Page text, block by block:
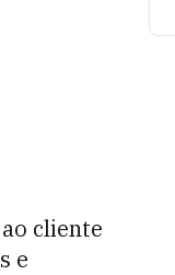
cliente
e